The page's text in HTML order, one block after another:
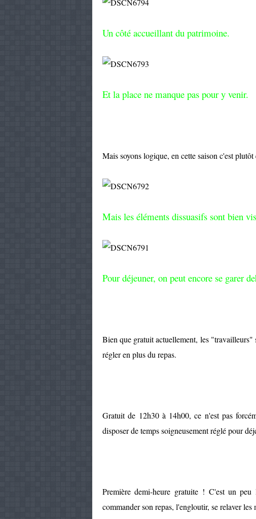
Un côté accueillant du patrimoine.
Et la place ne manque pas pour y venir.
Mais soyons logique, en cette saison c'est plutôt
Mais les éléments dissuasifs sont bien
Pour déjeuner, on peut encore se garer
Bien que gratuit actuellement, les
régler en plus du repas.
Gratuit de 12h30 à 14h00, ce n'est pas
disposer de temps soigneusement réglé pour
Première demi-heure gratuite ! C'est un
commander son repas, l'engloutir, se relaver